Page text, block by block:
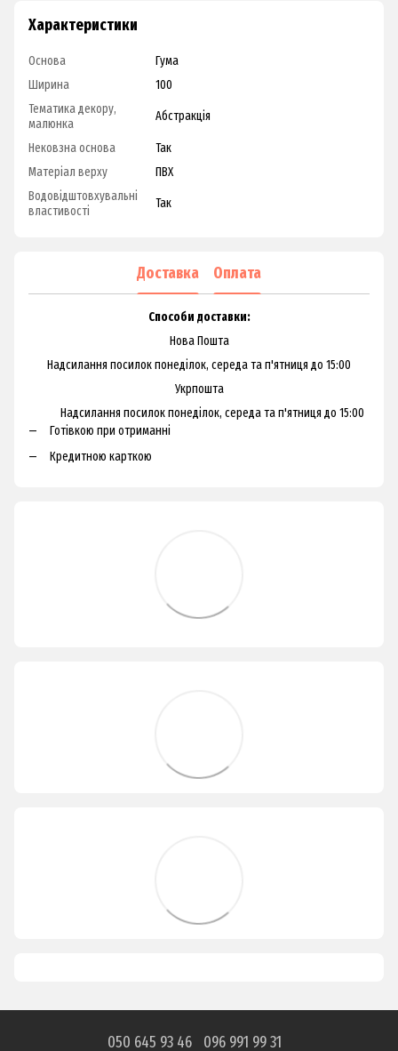
Характеристики
Основа
Гума
Ширина
100
Тематика декору,
малюнка
Абстракція
Нековзна основа
Так
Матеріал верху
ПВХ
Водовідштовхувальні
властивості
Так
Доставка Оплата
Способи доставки:
Нова Пошта
Надсилання посилок понеділок, середа та п'ятниця до 15:00
Укрпошта
Надсилання посилок понеділок, середа та п'ятниця до 15:00
Готівкою при отриманні
Кредитною карткою
050 645 93 46 096 991 99 31